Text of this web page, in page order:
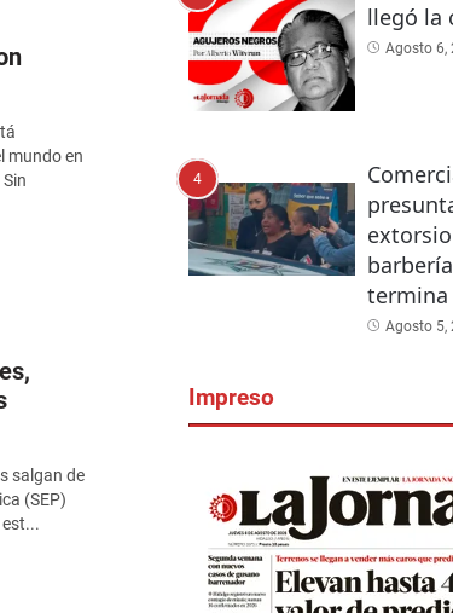
mundo en
salgan de
(SEP)
llegó la
Agosto 6,
4
termina
Agosto 5,
Impreso